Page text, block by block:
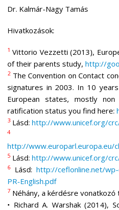
Dr. Kalmár-Nagy Tamás
Hivatkozások:
1 Vittorio Vezzetti (2013),
of their parents study, http://
2The Convention on Contact
signatures in 2003. In 10
European states, mostly
ratification status you find here:
3 Lásd: http://www.unicef.org/
4
http://
5 Lásd: http://www.unicef.org/
6 Lásd: http://ceflonline.net/
PR-English.pdf
7 Néhány, a kérdésre vonatkozó
• Richard A. Warshak (2014),